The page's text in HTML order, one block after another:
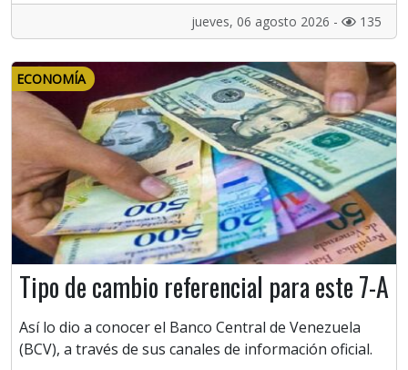
jueves, 06 agosto 2026 - 135
ECONOMÍA
Tipo de cambio referencial para este 7-A
Así lo dio a conocer el Banco Central de Venezuela
(BCV), a través de sus canales de información oficial.